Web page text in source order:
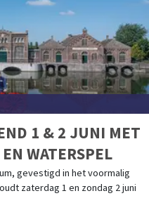
1 & 2 JUNI MET
WATERSPEL
gevestigd in het voormalig
zaterdag 1 en zondag 2 juni